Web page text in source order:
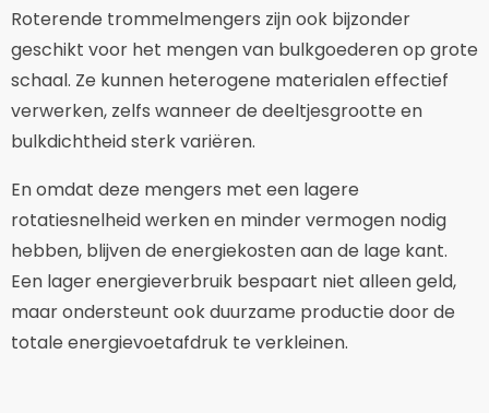
Roterende trommelmengers zijn ook bijzonder
geschikt voor het mengen van bulkgoederen op grote
schaal. Ze kunnen heterogene materialen effectief
verwerken, zelfs wanneer de deeltjesgrootte en
bulkdichtheid sterk variëren.
En omdat deze mengers met een lagere
rotatiesnelheid werken en minder vermogen nodig
hebben, blijven de energiekosten aan de lage kant.
Een lager energieverbruik bespaart niet alleen geld,
maar ondersteunt ook duurzame productie door de
totale energievoetafdruk te verkleinen.